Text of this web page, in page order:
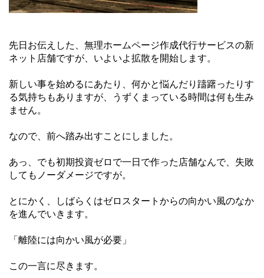
先日お伝えした、無理ホームページ作成代行サービスの新
ネット店舗ですが、いよいよ拡散を開始します。
新しい事を始めるにあたり、何かと悩んだり躊躇ったりす
る気持ちもありますが、うずくまっている時間は何も生み
ません。
なので、前へ踏み出すことにしました。
あっ、でも初期投資ゼロで一日で作った店舗なんで、失敗
してもノーダメージですが。
とにかく、しばらくはゼロスタートからの向かい風のなか
を進んでいきます。
「離陸には向かい風が必要」
この一言に尽きます。